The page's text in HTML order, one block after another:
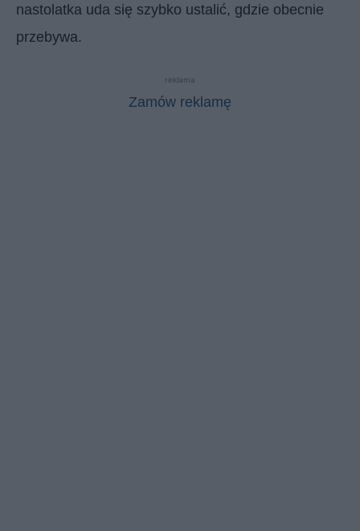
nastolatka uda się szybko ustalić, gdzie obecnie
przebywa.
reklama
Zamów reklamę